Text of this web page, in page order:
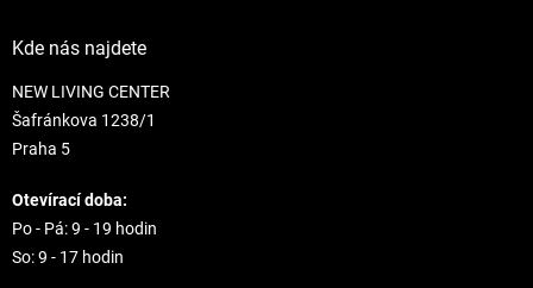
Kde nás najdete
NEW LIVING CENTER
Šafránkova 1238/1
Praha 5
Otevírací doba:
Po - Pá: 9 - 19 hodin
So: 9 - 17 hodin